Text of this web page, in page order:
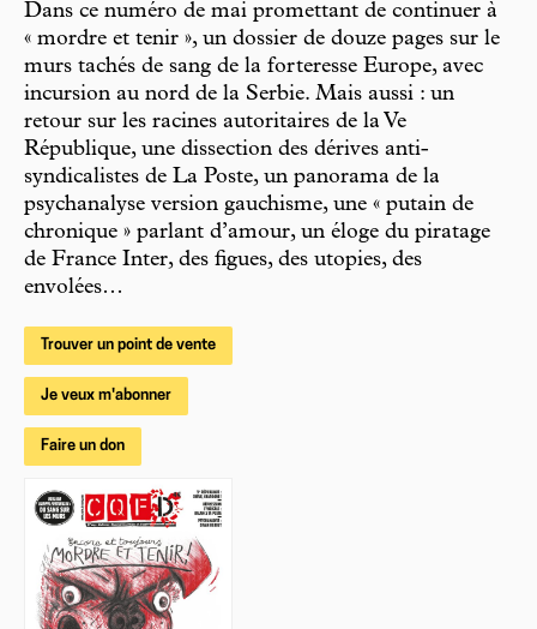
Dans ce numéro de mai promettant de continuer à
« mordre et tenir », un dossier de douze pages sur le
murs tachés de sang de la forteresse Europe, avec
incursion au nord de la Serbie. Mais aussi : un
retour sur les racines autoritaires de la Ve
République, une dissection des dérives anti-
syndicalistes de La Poste, un panorama de la
psychanalyse version gauchisme, une « putain de
chronique » parlant d’amour, un éloge du piratage
de France Inter, des figues, des utopies, des
envolées…
Trouver un point de vente
Je veux m'abonner
Faire un don